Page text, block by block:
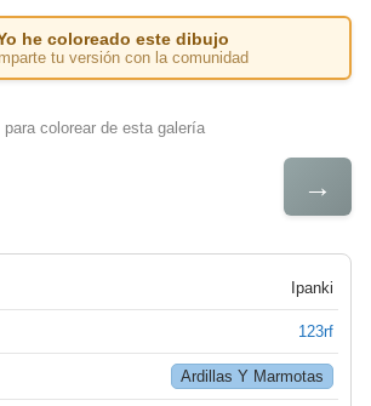
he coloreado este dibujo
tu versión con la comunidad
colorear de esta galería
→
Ipanki
123rf
Ardillas Y Marmotas